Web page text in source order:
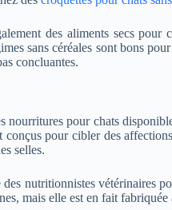
des aliments secs
sans céréales sont bons
concluantes.
nourritures pour chats
pour cibler des
selles.
des nutritionnistes vétérinaires
mais elle est en fait